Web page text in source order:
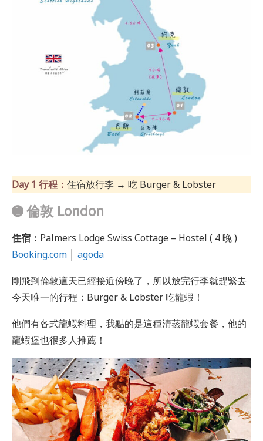
Day 1 行程： 住宿放行李 → 吃 Burger & Lobster
➊ 倫敦 London
住宿： Palmers Lodge Swiss Cottage – Hostel ( 4 晚 )
Booking.com
agoda
剛飛到倫敦這天已經接近傍晚了，所以放完行李就趕緊去
今天唯一的行程：Burger & Lobster 吃龍蝦！
他們有各式龍蝦料理，我點的是這種清蒸龍蝦套餐，他的
龍蝦堡也很多人推薦！